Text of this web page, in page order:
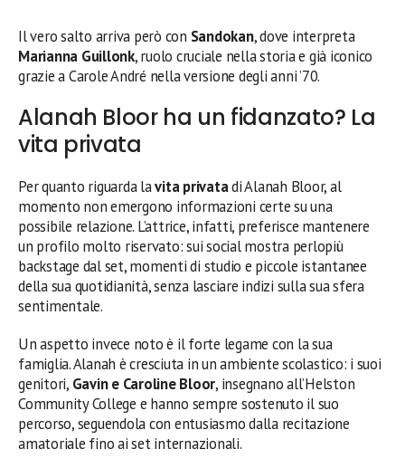
Il vero salto arriva però con Sandokan, dove interpreta
Marianna Guillonk, ruolo cruciale nella storia e già iconico
grazie a Carole André nella versione degli anni ’70.
Alanah Bloor ha un fidanzato? La
vita privata
Per quanto riguarda lavita privatadi Alanah Bloor, al
momento non emergono informazioni certe su una
possibile relazione. L’attrice, infatti, preferisce mantenere
un profilo molto riservato: sui social mostra perlopiù
backstage dal set, momenti di studio e piccole istantanee
della sua quotidianità, senza lasciare indizi sulla sua sfera
sentimentale.
Un aspetto invece noto è il forte legame con la sua
famiglia. Alanah è cresciuta in un ambiente scolastico: i suoi
genitori, Gavin e Caroline Bloor, insegnano all’Helston
Community College e hanno sempre sostenuto il suo
percorso, seguendola con entusiasmo dalla recitazione
amatoriale fino ai set internazionali.